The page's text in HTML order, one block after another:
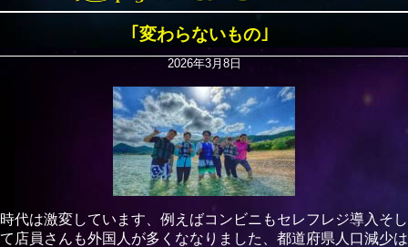
｢変わらないもの｣
2026年3月8日
時代は激変しています、例えばコンビニもセレフレジ導入そし
て店員さんも外国人が多くななりました、都道府県人口減少は